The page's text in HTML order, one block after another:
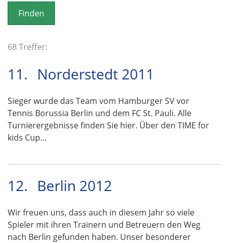
o
n
68 Treffer:
11. Norderstedt 2011
Sieger wurde das Team vom Hamburger SV vor
Tennis Borussia Berlin und dem FC St. Pauli. Alle
Turnierergebnisse finden Sie hier. Über den TIME for
kids Cup…
12. Berlin 2012
Wir freuen uns, dass auch in diesem Jahr so viele
Spieler mit ihren Trainern und Betreuern den Weg
nach Berlin gefunden haben. Unser besonderer